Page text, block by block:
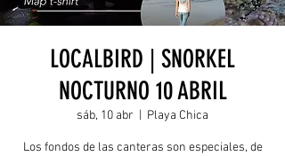
LOCALBIRD | SNORKEL
NOCTURNO 10 ABRIL
sáb, 10 abr Playa Chica
Los fondos de las canteras son especiales, de